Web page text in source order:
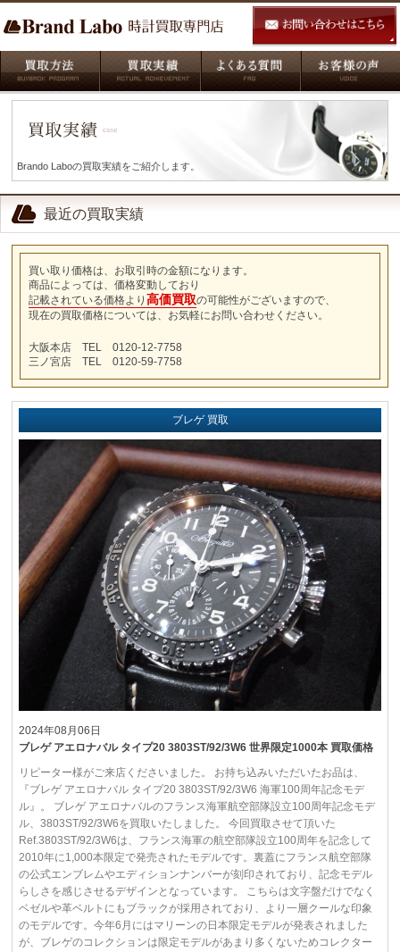
Brando Laboの買取実績をご紹介します。
最近の買取実績
買い取り価格は、お取引時の金額になります。
商品によっては、価格変動しており
記載されている価格より 高価買取の可能性がございますので、
現在の買取価格については、お気軽にお問い合わせください。
大阪本店 TEL 0120-12-7758
三ノ宮店 TEL 0120-59-7758
ブレゲ 買取
2024年08月06日
ブレゲ アエロナバル タイプ20 3803ST/92/3W6 世界限定1000本 買取価格
リピーター様がご来店くださいました。 お持ち込みいただいたお品は、
『ブレゲ アエロナバル タイプ20 3803ST/92/3W6 海軍100周年記念モデ
ル』。 ブレゲ アエロナバルのフランス海軍航空部隊設立100周年記念モデ
ル、3803ST/92/3W6を買取いたしました。 今回買取させて頂いた
Ref.3803ST/92/3W6は、フランス海軍の航空部隊設立100周年を記念して
2010年に1,000本限定で発売されたモデルです。裏蓋にフランス航空部隊
の公式エンブレムやエディションナンバーが刻印されており、記念モデル
らしさを感じさせるデザインとなっています。 こちらは文字盤だけでなく
ベゼルや革ベルトにもブラックが採用されており、より一層クールな印象
のモデルです。今年6月にはマリーンの日本限定モデルが発表されました
が、ブレゲのコレクションは限定モデルがあまり多くないためコレクター